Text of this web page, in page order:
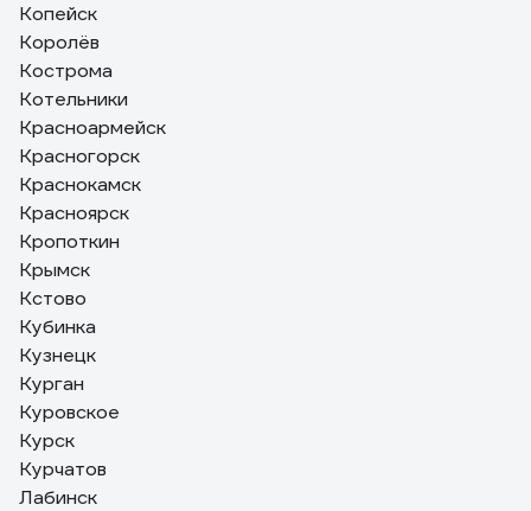
Копейск
Королёв
Кострома
Котельники
Красноармейск
Красногорск
Краснокамск
Красноярск
Кропоткин
Крымск
Кстово
Кубинка
Кузнецк
Курган
Куровское
Курск
Курчатов
Лабинск